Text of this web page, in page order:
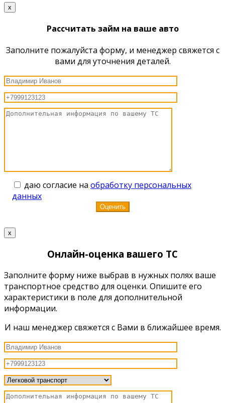
x
Рассчитать займ на ваше авто
Заполните пожалуйста форму, и менеджер свяжется с
вами для уточнения деталей.
даю согласие на обработку персональных
данных
x
Онлайн-оценка вашего ТС
Заполните форму ниже выбрав в нужных полях ваше
транспортное средство для оценки. Опишите его
характеристики в поле для дополнительной
информации.
И наш менеджер свяжется с Вами в ближайшее время.